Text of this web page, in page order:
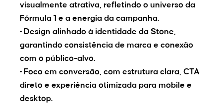
visualmente atrativa, refletindo o universo da
Fórmula 1 e a energia da campanha.
• Design alinhado à identidade da Stone,
garantindo consistência de marca e conexão
com o público-alvo.
• Foco em conversão, com estrutura clara, CTA
direto e experiência otimizada para mobile e
desktop.